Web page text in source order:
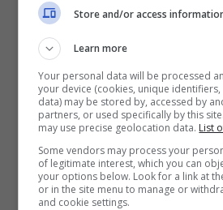
evento playstation dovrebbe arrivare
Leggi anche ->Cyberpunk
annuncio importante per
La sua uscita è
Store and/or access
Learn more
Your personal data will be processed
your device (cookies, unique
data) may be stored by, accessed by
partners, or used specifically by this
may use precise geolocation data. List
Some vendors may process your
of legitimate interest, which you can
your options below. Look for a link at
or in the site menu to manage or
and cookie settings.